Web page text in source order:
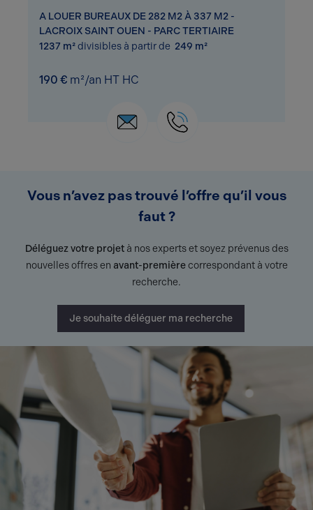
A LOUER BUREAUX DE 282 M2 À 337 M2 -
LACROIX SAINT OUEN - PARC TERTIAIRE
1237 m²divisibles à partir de 249 m²
190 € m²/an HT HC
Vous n’avez pas trouvé l’offre qu’il vous
faut ?
Déléguez votre projetà nos experts et soyez prévenus des
nouvelles offres en avant-premièrecorrespondant à votre
recherche.
Je souhaite déléguer ma recherche